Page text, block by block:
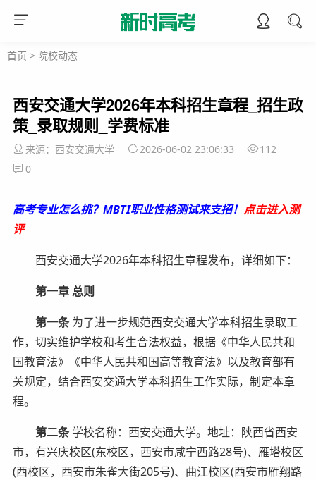
首页 > 院校动态
西安交通大学2026年本科招生章程_招生政
策_录取规则_学费标准
来源：西安交通大学 2026-06-02 23:06:33
112
0
高考专业怎么挑？MBTI职业性格测试来支招！ 点击进入测
评
西安交通大学2026年本科招生章程发布，详细如下：
第一章 总则
第一条为了进一步规范西安交通大学本科招生录取工
作，切实维护学校和考生合法权益，根据《中华人民共和
国教育法》《中华人民共和国高等教育法》以及教育部有
关规定，结合西安交通大学本科招生工作实际，制定本章
程。
第二条学校名称：西安交通大学。地址：陕西省西安
市，有兴庆校区(东校区，西安市咸宁西路28号)、雁塔校区
(西校区，西安市朱雀大街205号)、曲江校区(西安市雁翔路